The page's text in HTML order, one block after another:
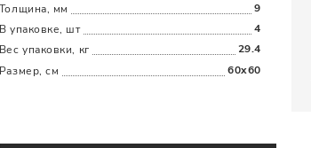
Толщина, мм
9
В упаковке, шт
4
Вес упаковки, кг
29.4
Размер, см
60x60